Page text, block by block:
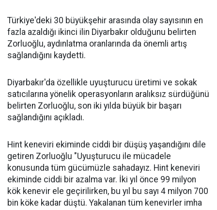
Türkiye'deki 30 büyükşehir arasında olay sayısının en
fazla azaldığı ikinci ilin Diyarbakır olduğunu belirten
Zorluoğlu, aydınlatma oranlarında da önemli artış
sağlandığını kaydetti.
Diyarbakır'da özellikle uyuşturucu üretimi ve sokak
satıcılarına yönelik operasyonların aralıksız sürdüğünü
belirten Zorluoğlu, son iki yılda büyük bir başarı
sağlandığını açıkladı.
Hint keneviri ekiminde ciddi bir düşüş yaşandığını dile
getiren Zorluoğlu "Uyuşturucu ile mücadele
konusunda tüm gücümüzle sahadayız. Hint keneviri
ekiminde ciddi bir azalma var. İki yıl önce 99 milyon
kök kenevir ele geçirilirken, bu yıl bu sayı 4 milyon 700
bin köke kadar düştü. Yakalanan tüm kenevirler imha